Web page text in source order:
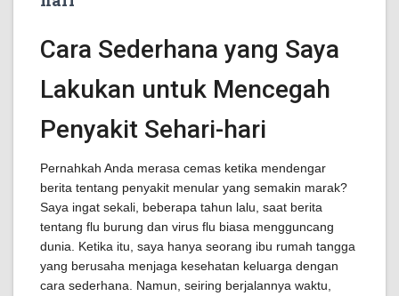
Cara Sederhana yang Saya
Lakukan untuk Mencegah
Penyakit Sehari-hari
Pernahkah Anda merasa cemas ketika mendengar
berita tentang penyakit menular yang semakin marak?
Saya ingat sekali, beberapa tahun lalu, saat berita
tentang flu burung dan virus flu biasa mengguncang
dunia. Ketika itu, saya hanya seorang ibu rumah tangga
yang berusaha menjaga kesehatan keluarga dengan
cara sederhana. Namun, seiring berjalannya waktu,